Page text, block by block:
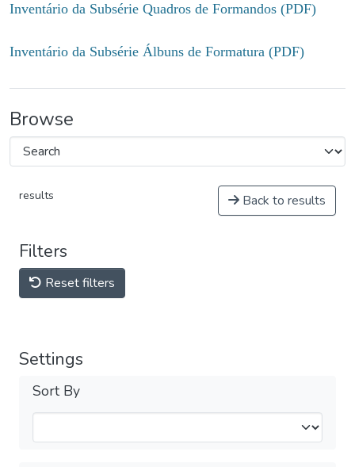
Inventário da Subsérie Quadros de Formandos (PDF)
Inventário da Subsérie Álbuns de Formatura (PDF)
Browse
results Back to results
Filters
Reset filters
Settings
Sort By